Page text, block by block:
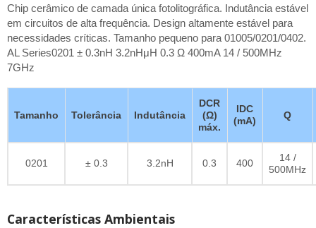
Chip cerâmico de camada única fotolitográfica. Indutância estável
em circuitos de alta frequência. Design altamente estável para
necessidades críticas. Tamanho pequeno para 01005/0201/0402.
AL Series0201 ± 0.3nH 3.2nHμH 0.3 Ω 400mA 14 / 500MHz
7GHz
Tamanho Tolerância Indutância
DCR
(Ω)
máx.
IDC
(mA)
Q
0201 ± 0.3 3.2nH 0.3 400
14 /
500MHz
Características Ambientais